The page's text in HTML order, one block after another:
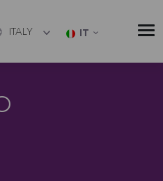
ITALY IT